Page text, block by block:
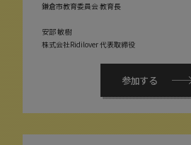
鎌倉市教育委員会 教育長
安部 敏樹
株式会社Ridilover 代表取締役
参加する